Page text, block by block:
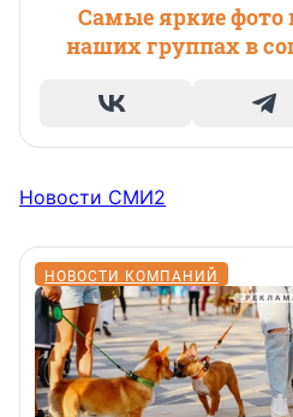
Самые яркие фото
наших группах в
Новости СМИ2
НОВОСТИ КОМПАНИЙ